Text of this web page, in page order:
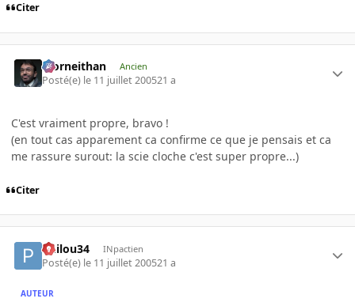
Citer
Morneithan Ancien
Posté(e) le 11 juillet 200521 a
C'est vraiment propre, bravo !
(en tout cas apparement ca confirme ce que je pensais et ca
me rassure surout: la scie cloche c'est super propre...)
Citer
Philou34 INpactien
Posté(e) le 11 juillet 200521 a
AUTEUR